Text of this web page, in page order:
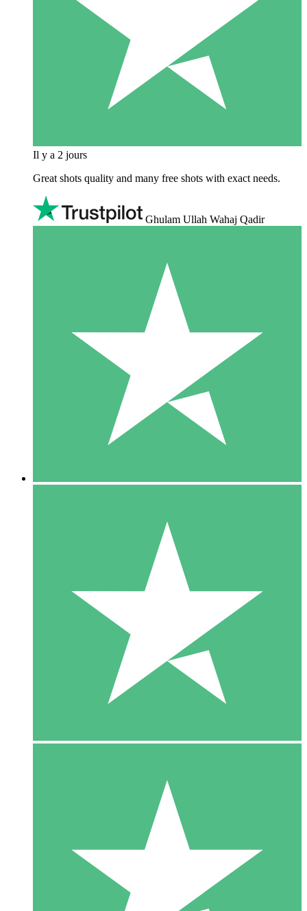
Il y a 2 jours
Great shots quality and many free shots with exact needs.
Ghulam Ullah Wahaj Qadir